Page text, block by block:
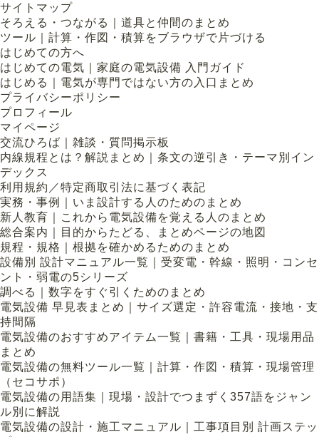
サイトマップ
そろえる・つながる｜道具と仲間のまとめ
ツール｜計算・作図・積算をブラウザで片づける
はじめての方へ
はじめての電気｜家庭の電気設備 入門ガイド
はじめる｜電気が専門ではない方の入口まとめ
プライバシーポリシー
プロフィール
マイページ
交流ひろば｜雑談・質問掲示板
内線規程とは？解説まとめ｜条文の逆引き・テーマ別イン
デックス
利用規約／特定商取引法に基づく表記
実務・事例｜いま設計する人のためのまとめ
新人教育｜これから電気設備を覚える人のまとめ
総合案内｜目的からたどる、まとめページの地図
規程・規格｜根拠を確かめるためのまとめ
設備別 設計マニュアル一覧｜受変電・幹線・照明・コンセ
ント・弱電の5シリーズ
調べる｜数字をすぐ引くためのまとめ
電気設備 早見表まとめ｜サイズ選定・許容電流・接地・支
持間隔
電気設備のおすすめアイテム一覧｜書籍・工具・現場用品
まとめ
電気設備の無料ツール一覧｜計算・作図・積算・現場管理
（セコサポ）
電気設備の用語集｜現場・設計でつまずく357語をジャン
ル別に解説
電気設備の設計・施工マニュアル｜工事項目別 計画ステッ